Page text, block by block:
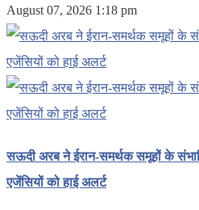
August 07, 2026 1:18 pm
सऊदी अरब ने ईरान-समर्थक समूहों के
एजेंसियों को हाई अलर्ट